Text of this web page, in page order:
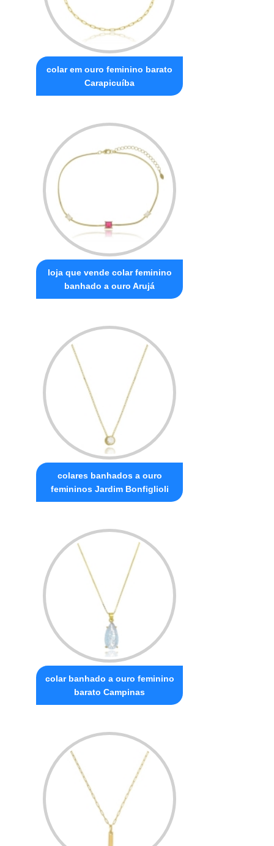
colar em ouro feminino barato
Carapicuíba
loja que vende colar feminino
banhado a ouro Arujá
colares banhados a ouro
femininos Jardim Bonfiglioli
colar banhado a ouro feminino
barato Campinas